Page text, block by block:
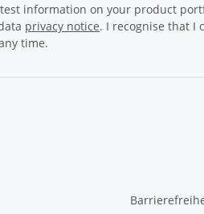
information on your product
privacy notice. I recognise that I
time.